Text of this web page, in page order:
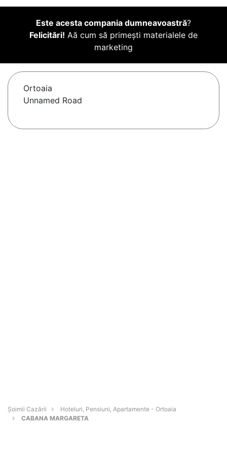
Este acesta compania dumneavoastră?
Felicitări! Aă cum să primești materialele de
marketing
Ortoaia
Unnamed Road
Șoimii Cazării
Hoteluri, Pensiuni, Apartamente - Ortoaia
CABANA MARGARETA